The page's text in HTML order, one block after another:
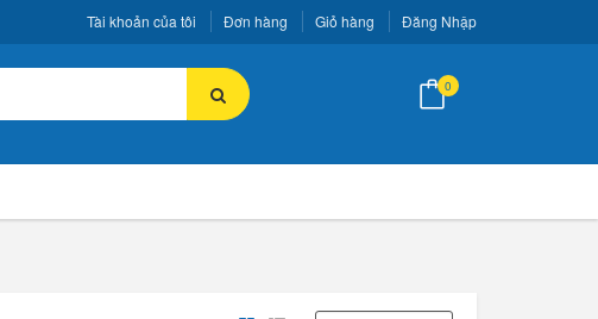
Tài khoản của tôi Đơn hàng Giỏ hàng Đăng Nhập
0